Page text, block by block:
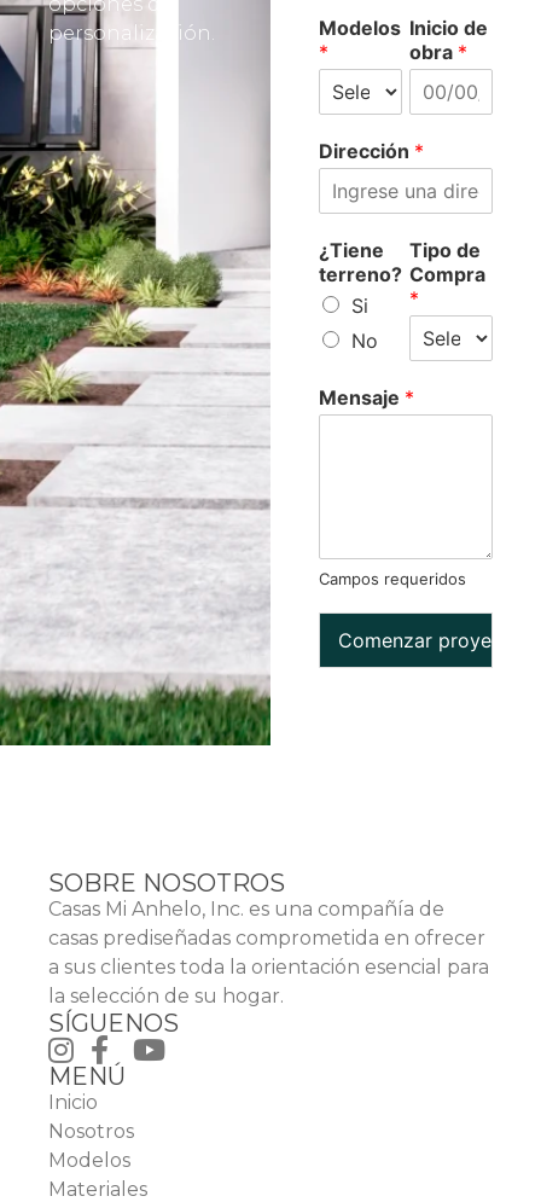
personalización.
Modelos
*
Inicio de
obra *
Dirección *
¿Tiene
terreno?
Si
No
Tipo de
Compra
*
Mensaje *
Campos requeridos
Comenzar proyecto
SOBRE NOSOTROS
Casas Mi Anhelo, Inc. es una compañía de
casas prediseñadas comprometida en ofrecer
a sus clientes toda la orientación esencial para
la selección de su hogar.
SÍGUENOS
MENÚ
Inicio
Nosotros
Modelos
Materiales